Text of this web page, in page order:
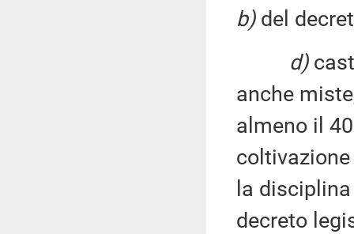
b)del
d)
anche
almeno il
la
decreto